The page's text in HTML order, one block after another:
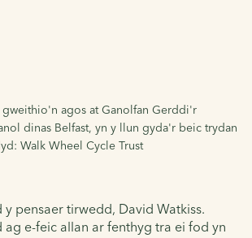
gweithio'n agos at Ganolfan Gerddi'r
dinas Belfast, yn y llun gyda'r beic trydan
Walk Wheel Cycle Trust
pensaer tirwedd, David Watkiss.
e-feic allan ar fenthyg tra ei fod yn